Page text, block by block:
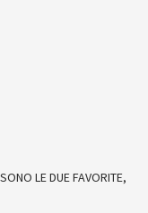
LE DUE FAVORITE,